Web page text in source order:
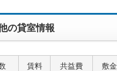
の貸室情報
賃料 共益費 敷金